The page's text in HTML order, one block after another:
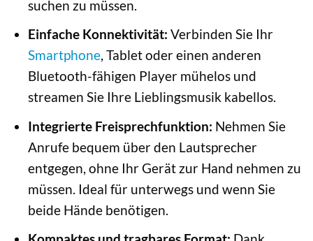
suchen zu müssen.
Einfache Konnektivität: Verbinden Sie Ihr
Smartphone, Tablet oder einen anderen
Bluetooth-fähigen Player mühelos und
streamen Sie Ihre Lieblingsmusik kabellos.
Integrierte Freisprechfunktion: Nehmen Sie
Anrufe bequem über den Lautsprecher
entgegen, ohne Ihr Gerät zur Hand nehmen zu
müssen. Ideal für unterwegs und wenn Sie
beide Hände benötigen.